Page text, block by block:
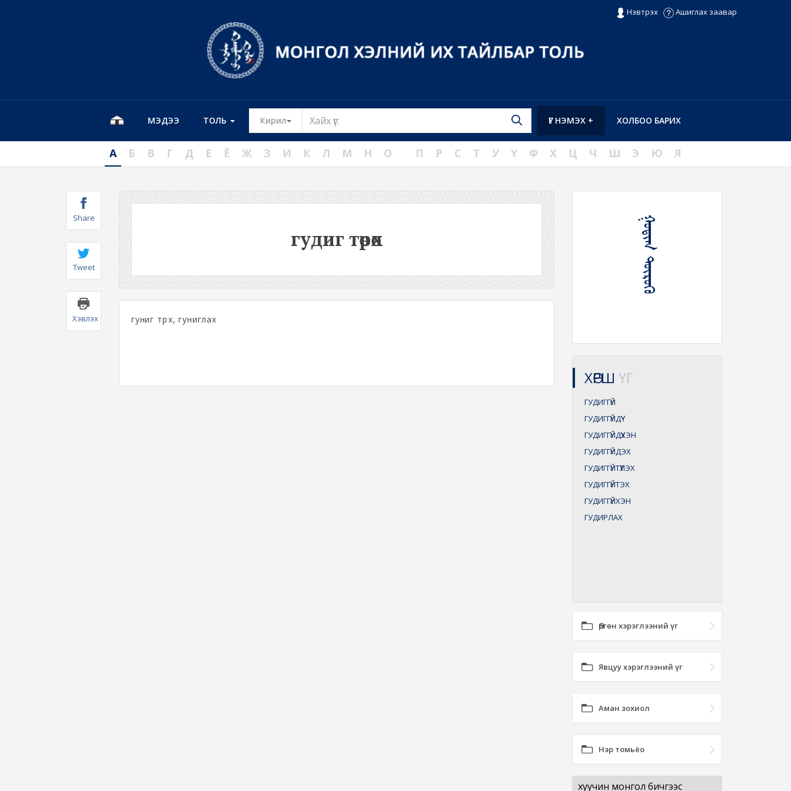
Нэвтрэх Ашиглах заавар
МЭДЭЭ ТОЛЬ Кирил Toggle Dropdown ХОЛБОО БАРИХ
ҮГ НЭМЭХ +
А Б В Г Д Е Ё Ж З И К Л М Н О П Р С Т У Ү Ф Х Ц Ч Ш Э Ю Я
Share
Tweet
Хэвлэх
гудиг төрөх
гуниг төрөх, гуниглах
ᠭᠤᠳᠢᠭ ᠲᠥᠷᠦᠬᠦ
ХӨРШ ҮГ
ГУДИГГҮЙ
ГУДИГГҮЙДҮҮ
ГУДИГГҮЙДҮҮХЭН
ГУДИГГҮЙДЭХ
ГУДИГГҮЙТҮҮЛЭХ
ГУДИГГҮЙТЭХ
ГУДИГГҮЙХЭН
ГУДИРЛАХ
Өргөн хэрэглээний үг
Явцуу хэрэглээний үг
Аман зохиол
Нэр томьёо
хуучин монгол бичгээс